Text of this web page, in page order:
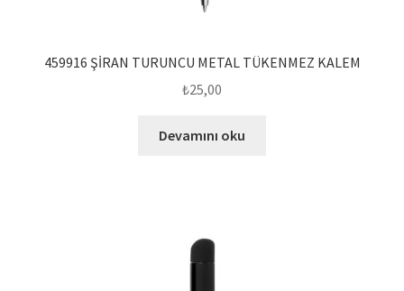
459916 ŞİRAN TURUNCU METAL TÜKENMEZ KALEM
₺25,00
Devamını oku